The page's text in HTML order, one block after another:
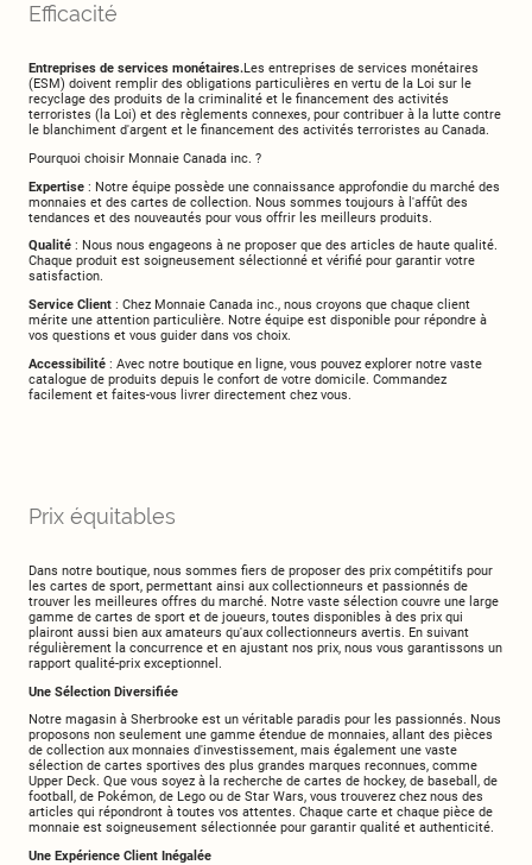
Efficacité
Entreprises de services monétaires.Les entreprises de services monétaires
(ESM) doivent remplir des obligations particulières en vertu de la Loi sur le
recyclage des produits de la criminalité et le financement des activités
terroristes (la Loi) et des règlements connexes, pour contribuer à la lutte contre
le blanchiment d'argent et le financement des activités terroristes au Canada.
Pourquoi choisir Monnaie Canada inc. ?
Expertise : Notre équipe possède une connaissance approfondie du marché des
monnaies et des cartes de collection. Nous sommes toujours à l'affût des
tendances et des nouveautés pour vous offrir les meilleurs produits.
Qualité : Nous nous engageons à ne proposer que des articles de haute qualité.
Chaque produit est soigneusement sélectionné et vérifié pour garantir votre
satisfaction.
Service Client : Chez Monnaie Canada inc., nous croyons que chaque client
mérite une attention particulière. Notre équipe est disponible pour répondre à
vos questions et vous guider dans vos choix.
Accessibilité : Avec notre boutique en ligne, vous pouvez explorer notre vaste
catalogue de produits depuis le confort de votre domicile. Commandez
facilement et faites-vous livrer directement chez vous.
Prix ​​équitables
Dans notre boutique, nous sommes fiers de proposer des prix compétitifs pour
les cartes de sport, permettant ainsi aux collectionneurs et passionnés de
trouver les meilleures offres du marché. Notre vaste sélection couvre une large
gamme de cartes de sport et de joueurs, toutes disponibles à des prix qui
plairont aussi bien aux amateurs qu'aux collectionneurs avertis. En suivant
régulièrement la concurrence et en ajustant nos prix, nous vous garantissons un
rapport qualité-prix exceptionnel.
Une Sélection Diversifiée
Notre magasin à Sherbrooke est un véritable paradis pour les passionnés. Nous
proposons non seulement une gamme étendue de monnaies, allant des pièces
de collection aux monnaies d'investissement, mais également une vaste
sélection de cartes sportives des plus grandes marques reconnues, comme
Upper Deck. Que vous soyez à la recherche de cartes de hockey, de baseball, de
football, de Pokémon, de Lego ou de Star Wars, vous trouverez chez nous des
articles qui répondront à toutes vos attentes. Chaque carte et chaque pièce de
monnaie est soigneusement sélectionnée pour garantir qualité et authenticité.
Une Expérience Client Inégalée